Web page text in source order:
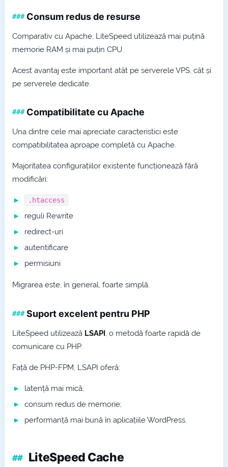
Consum redus de resurse
Comparativ cu Apache, LiteSpeed utilizează mai puțină
memorie RAM și mai puțin CPU.
Acest avantaj este important atât pe serverele VPS, cât și
pe serverele dedicate.
Compatibilitate cu Apache
Una dintre cele mai apreciate caracteristici este
compatibilitatea aproape completă cu Apache.
Majoritatea configurațiilor existente funcționează fără
modificări:
.htaccess
reguli Rewrite
redirect-uri
autentificare
permisiuni
Migrarea este, în general, foarte simplă.
Suport excelent pentru PHP
LiteSpeed utilizează LSAPI, o metodă foarte rapidă de
comunicare cu PHP.
Față de PHP-FPM, LSAPI oferă:
latență mai mică;
consum redus de memorie;
performanță mai bună în aplicațiile WordPress.
LiteSpeed Cache